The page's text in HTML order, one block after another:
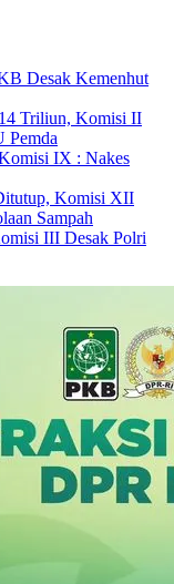
Desak Kemenhut
Triliun, Komisi II
Pemda
IX : Nakes
Komisi XII
Sampah
III Desak Polri